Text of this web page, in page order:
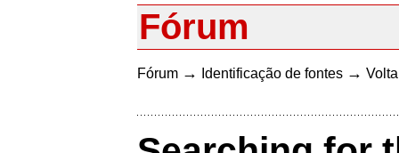
Fórum
Fórum → Identificação de fontes →